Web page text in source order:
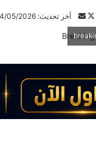
ت
ا
ب
ل
ى
X
ر
س
ر
ي
د
آخر تحديث: 24/05/2026